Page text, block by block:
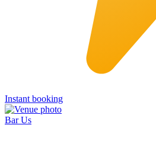
Instant booking
Bar Us